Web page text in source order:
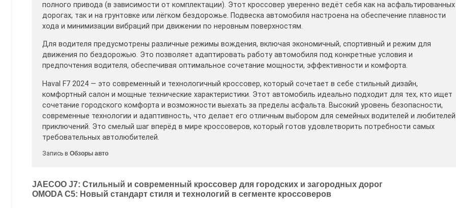
полного привода (в зависимости от комплектации). Этот кроссовер уверенно ведёт себя как на асфальтированных
дорогах, так и на грунтовке или лёгком бездорожье. Подвеска автомобиля настроена на обеспечение плавности
хода и минимизации вибраций при движении по неровным поверхностям.
Для водителя предусмотрены различные режимы вождения, включая экономичный, спортивный и режим для
движения по бездорожью. Это позволяет адаптировать работу автомобиля под конкретные условия и
предпочтения водителя, обеспечивая оптимальное сочетание мощности, эффективности и комфорта.
Haval F7 2024 — это современный и технологичный кроссовер, который сочетает в себе стильный дизайн,
комфортный салон и мощные технические характеристики. Этот автомобиль идеально подходит для тех, кто ищет
сочетание городского комфорта и возможности выехать за пределы асфальта. Высокий уровень безопасности,
современные технологии и адаптивность, что делает его отличным выбором для семейных водителей и любителей
приключений. Это смелый шаг вперёд в мире кроссоверов, который готов удовлетворить потребности самых
требовательных автолюбителей.
Запись в Обзоры авто
Навигация
по
JAECOO J7: Стильный и современный кроссовер для городских и загородных дорог
OMODA C5: Новый стандарт стиля и технологий в сегменте кроссоверов